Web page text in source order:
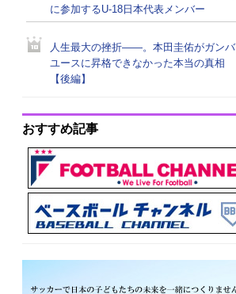
に参加するU-18日本代表メンバー
人生最大の挫折――。本田圭佑がガンバ
ユースに昇格できなかった本当の真相
【後編】
おすすめ記事